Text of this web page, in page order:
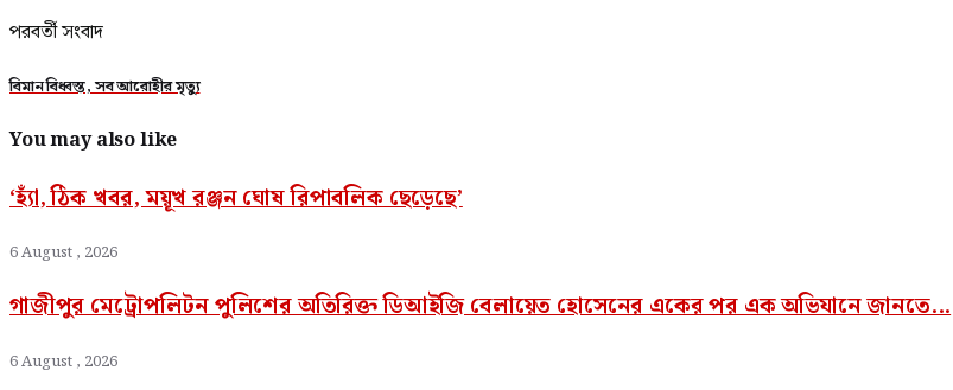
পরবর্তী সংবাদ
বিমান বিধ্বস্ত, সব আরোহীর মৃত্যু
You may also like
‘হ্যাঁ, ঠিক খবর, ময়ূখ রঞ্জন ঘোষ রিপাবলিক ছেড়েছে’
6 August , 2026
গাজীপুর মেট্রোপলিটন পুলিশের অতিরিক্ত ডিআইজি বেলায়েত হোসেনের একের পর এক অভিযানে জানতে...
6 August , 2026